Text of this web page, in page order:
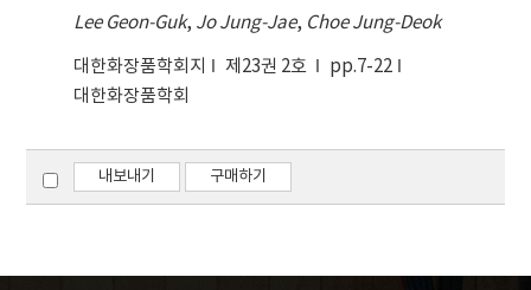
Lee Geon-Guk, Jo Jung-Jae, Choe Jung-Deok
대한화장품학회지 제23권 2호
pp.7-22
대한화장품학회
내보내기 구매하기